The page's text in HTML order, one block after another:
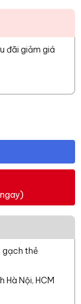
đãi giảm giá
gạch thẻ
Nội, HCM